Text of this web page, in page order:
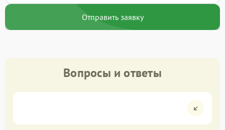
Отправить заявку
Вопросы и ответы